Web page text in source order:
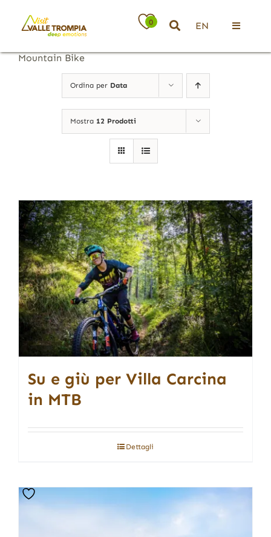
contenuto
0 EN
Toggle
Eventi
Mountain Bike
Ordina per Data
Mostra 12 Prodotti
Su e giù per Villa Carcina
in MTB
Dettagli